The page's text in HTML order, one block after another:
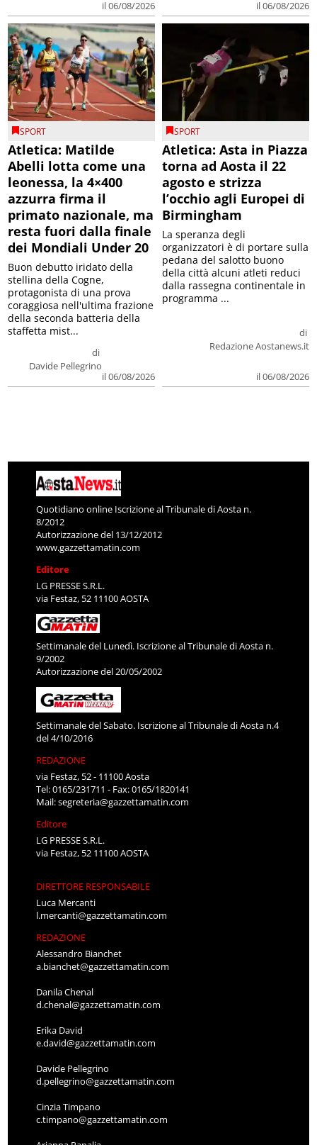
il 06/08/2026
il 06/08/2026
SPORT
Atletica: Matilde
Abelli lotta come una
leonessa, la 4×400
azzurra firma il
primato nazionale, ma
resta fuori dalla finale
dei Mondiali Under 20
di
Davide Pellegrino
il 06/08/2026
Buon debutto iridato della
stellina della Cogne,
protagonista di una prova
coraggiosa nell'ultima frazione
della seconda batteria della
staffetta mist...
SPORT
Atletica: Asta in Piazza
torna ad Aosta il 22
agosto e strizza
l’occhio agli Europei di
Birmingham
di
Redazione Aostanews.it
il 06/08/2026
La speranza degli
organizzatori è di portare sulla
pedana del salotto buono
della città alcuni atleti reduci
dalla rassegna continentale in
programma ...
Quotidiano online Iscrizione al Tribunale di Aosta n.
8/2012
Autorizzazione del 13/12/2012
www.gazzettamatin.com
Editore
LG PRESSE S.R.L.
via Festaz, 52 11100 AOSTA
Settimanale del Lunedì. Iscrizione al Tribunale di Aosta n.
9/2002
Autorizzazione del 20/05/2002
Settimanale del Sabato. Iscrizione al Tribunale di Aosta n.4
del 4/10/2016
REDAZIONE
via Festaz, 52 - 11100 Aosta
Tel: 0165/231711 - Fax: 0165/1820141
Mail:segreteria@gazzettamatin.com
Editore
LG PRESSE S.R.L.
via Festaz, 52 11100 AOSTA
DIRETTORE RESPONSABILE
Luca Mercanti
l.mercanti@gazzettamatin.com
REDAZIONE
Alessandro Bianchet
a.bianchet@gazzettamatin.com
Danila Chenal
d.chenal@gazzettamatin.com
Erika David
e.david@gazzettamatin.com
Davide Pellegrino
d.pellegrino@gazzettamatin.com
Cinzia Timpano
c.timpano@gazzettamatin.com